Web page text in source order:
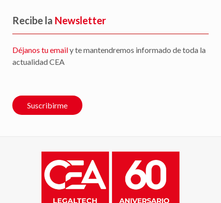
Recibe la Newsletter
Déjanos tu emaily te mantendremos informado de toda la
actualidad CEA
Suscribirme